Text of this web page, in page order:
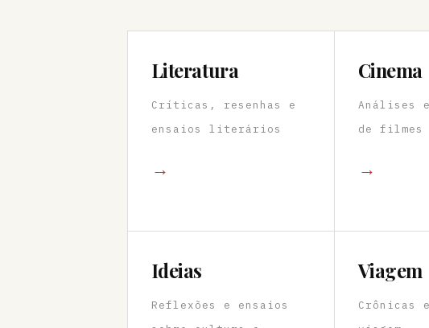
Literatura
Críticas, resenhas e
ensaios literários
→
Cinema
Análises
de filmes
→
Ideias
Reflexões e ensaios
Viagem
Crônicas